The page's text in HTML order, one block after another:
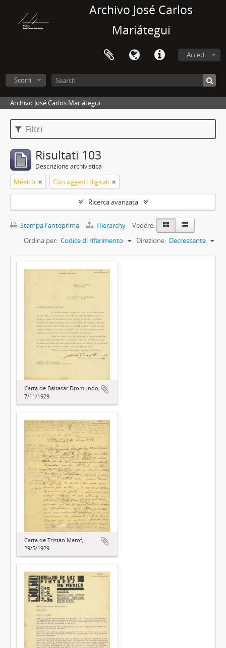
Archivo José Carlos
Mariátegui
Accedi
Scorri
Archivo José Carlos Mariátegui
Filtri
Risultati 103
Descrizione archivistica
México Con oggetti digitali
Ricerca avanzata
Stampa l'anteprima Hierarchy
Vedere:
Ordina per: Codice di riferimento Direzione: Decrescente
Carta de Baltasar Dromundo,
7/11/1929
Carta de Tristán Marof,
29/5/1929